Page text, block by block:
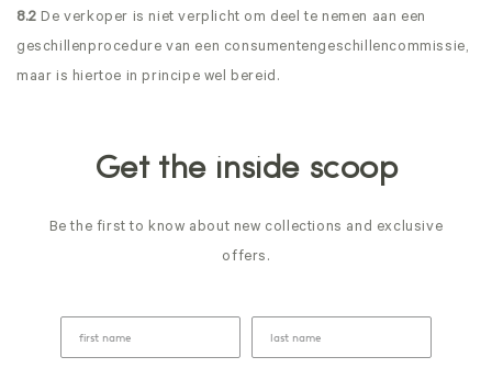
8.2 De verkoper is niet verplicht om deel te nemen aan een
geschillenprocedure van een consumentengeschillencommissie,
maar is hiertoe in principe wel bereid.
Get the inside scoop
Be the first to know about new collections and exclusive
offers.